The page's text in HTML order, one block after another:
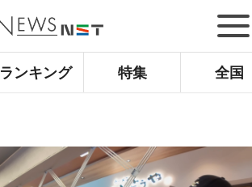
ランキング 特集 全国